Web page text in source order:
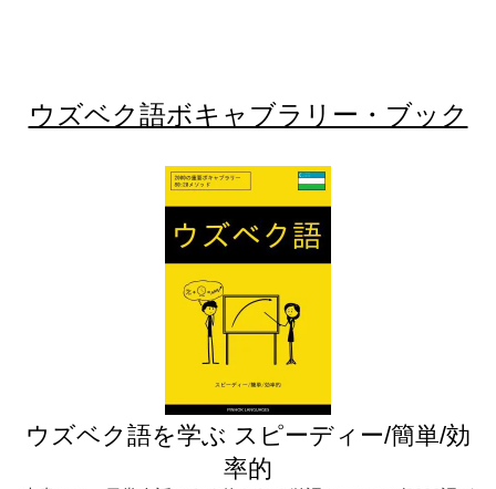
ウズベク語ボキャブラリー・ブック
ウズベク語を学ぶ スピーディー/簡単/効
率的